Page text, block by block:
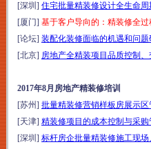
[深圳] 住宅批量精装修设计全生命
[厦门] 基于客户导向的：精装修全
[论坛] 装配化装修面临的机遇和问
[北京] 房地产全精装项目品质控制
2017年8月房地产精装修培训
[苏州] 批量精装修营销样板房展示
[天津] 精装修项目的成本控制与采
[深圳] 标杆房企批量精装修施工现